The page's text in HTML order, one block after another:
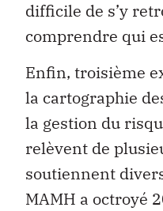
difficile de s’y
comprendre qui
Enfin, troisième
la cartographie
la gestion du
relèvent de
soutiennent
MAMH a octroyé